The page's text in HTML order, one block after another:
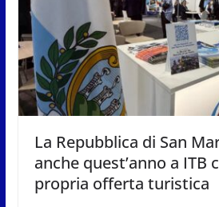
La Repubblica di San
anche quest’anno a ITB
propria offerta turistica